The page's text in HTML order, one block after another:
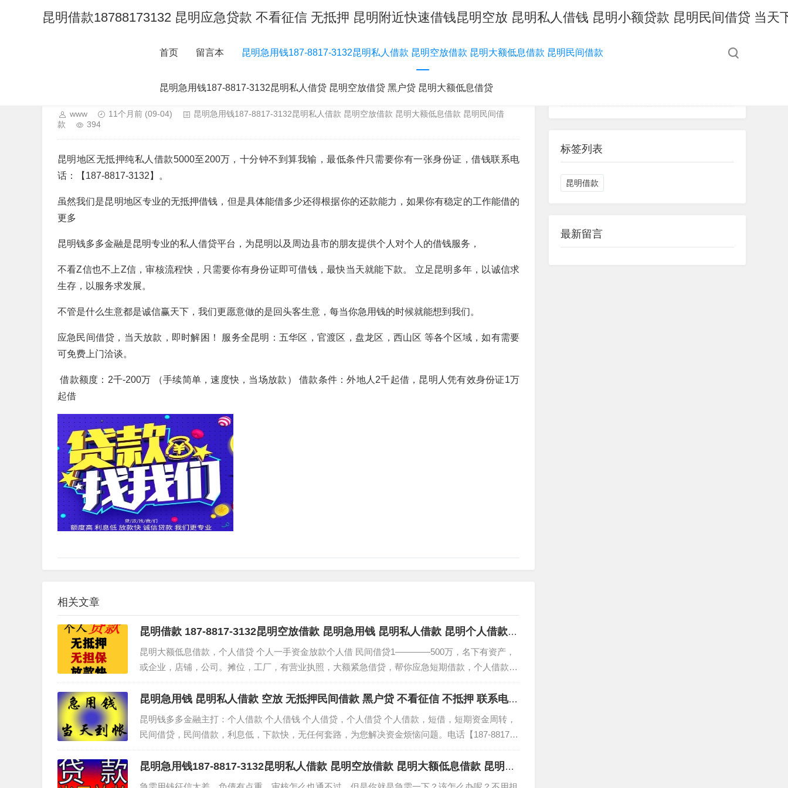
昆明借款18788173132 昆明应急贷款 不看征信 无抵押 昆明附近快速借钱昆明空放 昆明私人借钱 昆明小额贷款 昆明民间借贷 当天
首页 留言本 昆明急用钱187-8817-3132昆明私人借款 昆明空放借款 昆明大额低息借款 昆明民间借款
昆明急用钱187-8817-3132昆明私人借贷 昆明空放借贷 黑户贷 昆明大额低息借贷
昆明借款 187-8817-3132昆明空放借款 昆明急用钱 昆明私人借款 昆
明个人借款无抵押不担保
www 11个月前 (09-04)
昆明急用钱187-8817-3132昆明私人借款 昆明空放借款 昆明大额低息借款 昆明民间借
款
394
昆明地区无抵押纯私人借款5000至200万，十分钟不到算我输，最低条件只需要你有一张身份证，借钱联系电
话：【187-8817-3132】。
虽然我们是昆明地区专业的无抵押借钱，但是具体能借多少还得根据你的还款能力，如果你有稳定的工作能借的
更多
昆明钱多多金融是昆明专业的私人借贷平台，为昆明以及周边县市的朋友提供个人对个人的借钱服务，
不看Z信也不上Z信，审核流程快，只需要你有身份证即可借钱，最快当天就能下款。 立足昆明多年，以诚信求
生存，以服务求发展。
不管是什么生意都是诚信赢天下，我们更愿意做的是回头客生意，每当你急用钱的时候就能想到我们。
应急民间借贷，当天放款，即时解困！ 服务全昆明：五华区，官渡区，盘龙区，西山区 等各个区域，如有需要
可免费上门洽谈。
借款额度：2千-200万 （手续简单，速度快，当场放款） 借款条件：外地人2千起借，昆明人凭有效身份证1万
起借
相关文章
昆明借款 187-8817-3132昆明空放借款 昆明急用钱 昆明私人借款 昆明个人借款无
抵押不担保
昆明大额低息借款，个人借贷 个人一手资金放款个人借 民间借贷1————500万，名下有资产，
或企业，店铺，公司。摊位，工厂，有营业执照，大额紧急借贷，帮你应急短期借款，个人借款无
需任何抵押，个人紧急用…
昆明急用钱 昆明私人借款 空放 无抵押民间借款 黑户贷 不看征信 不抵押 联系电话
昆明钱多多金融主打：个人借款 个人借钱 个人借贷，个人借贷 个人借款，短借，短期资金周转，
民间借贷，民间借款，利息低，下款快，无任何套路，为您解决资金烦恼问题。电话【187-8817-
3132】微同&…
昆明急用钱187-8817-3132昆明私人借款 昆明空放借款 昆明大额低息借款 昆明个
人借款 昆明短期周转 利息低不担保 当天下款
标签列表
昆明借款
最新留言